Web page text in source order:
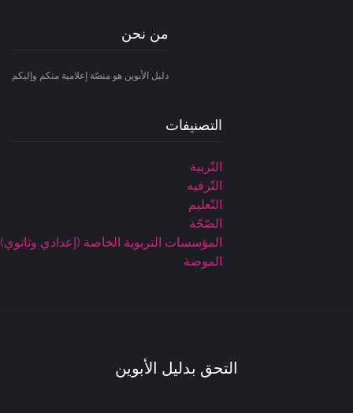
من نحن
دليل الأبوين هو منصّة إعلامية منكم وإليكم
التصنيفات
التّربية
التّرفيه
التّعليم
الصّحّة
المؤسسات التربوية الخاصة (إعدادي وثانوي)
الموضة
التحق بدليل الأبوين